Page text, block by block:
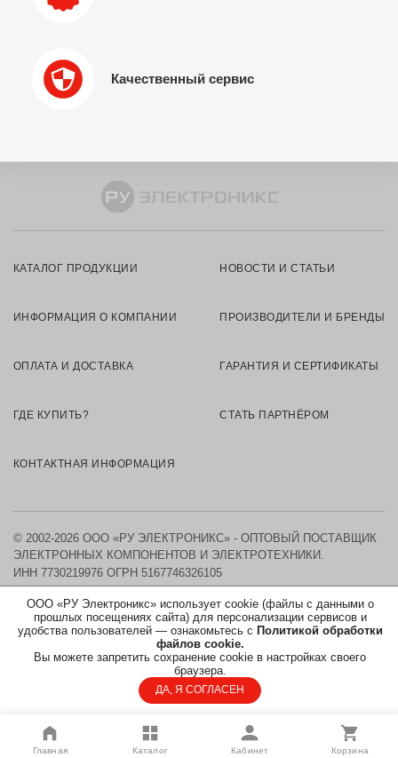
Качественный сервис
ООО «РУ Электроникс» использует cookie (файлы с данными о
прошлых посещениях сайта) для персонализации сервисов и
удобства пользователей — ознакомьтесь с Политикой обработки
файлов cookie.
Вы можете запретить сохранение cookie в настройках своего
браузера.
ДА, Я СОГЛАСЕН
КАТАЛОГ ПРОДУКЦИИ НОВОСТИ И СТАТЬИ
ИНФОРМАЦИЯ О КОМПАНИИ ПРОИЗВОДИТЕЛИ И БРЕНДЫ
ОПЛАТА И ДОСТАВКА ГАРАНТИЯ И СЕРТИФИКАТЫ
ГДЕ КУПИТЬ? СТАТЬ ПАРТНЁРОМ
КОНТАКТНАЯ ИНФОРМАЦИЯ
© 2002-2026 ООО «РУ ЭЛЕКТРОНИКС» - ОПТОВЫЙ ПОСТАВЩИК
ЭЛЕКТРОННЫХ КОМПОНЕНТОВ И ЭЛЕКТРОТЕХНИКИ.
ИНН 7730219976 ОГРН 5167746326105
КАРТА САЙТА
ПОЛИТИКА ОБРАБОТКИ ПЕРСОНАЛЬНЫХ ДАННЫХ
СОГЛАСИЕ НА ОБРАБОТКУ ПЕРСОНАЛЬНЫХ ДАННЫХ
Главная Каталог Кабинет Корзина